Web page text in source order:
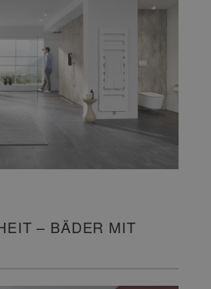
– BÄDER MIT